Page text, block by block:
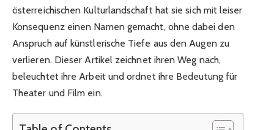
österreichischen Kulturlandschaft hat sie sich mit leiser
Konsequenz einen Namen gemacht, ohne dabei den
Anspruch auf künstlerische Tiefe aus den Augen zu
verlieren. Dieser Artikel zeichnet ihren Weg nach,
beleuchtet ihre Arbeit und ordnet ihre Bedeutung für
Theater und Film ein.